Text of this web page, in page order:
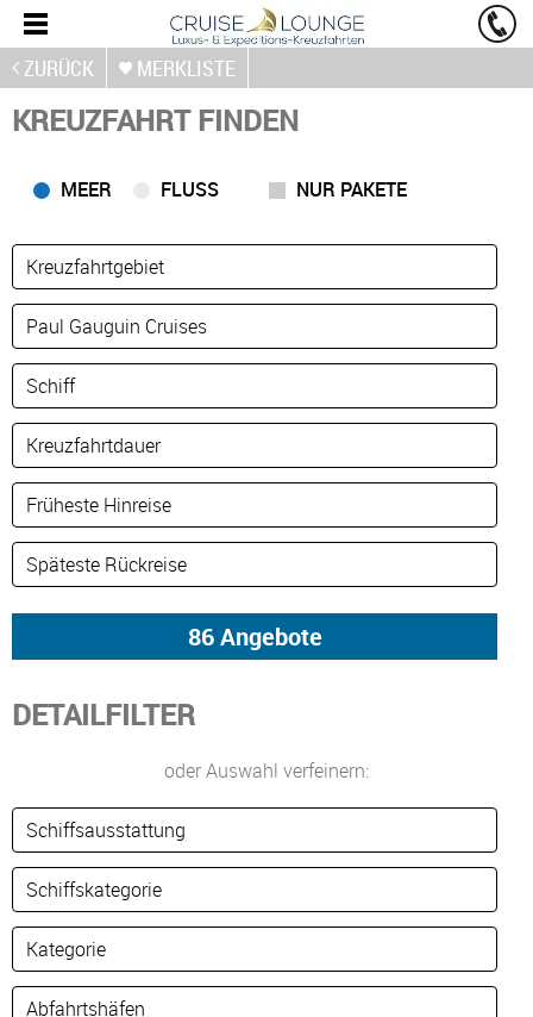
ZURÜCK MERKLISTE
KREUZFAHRT FINDEN
MEER FLUSS NUR PAKETE
DETAILFILTER
oder Auswahl verfeinern: